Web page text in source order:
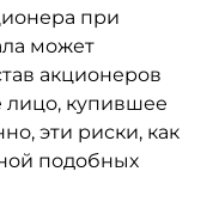
при
может
акционеров
лицо, купившее
эти риски, как
подобных